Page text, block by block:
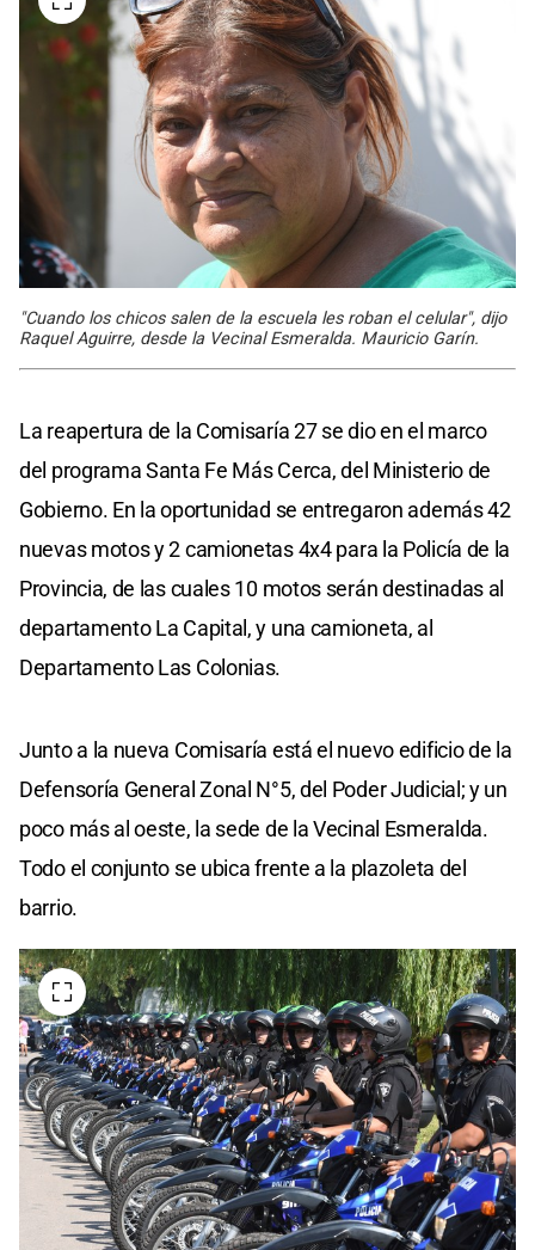
"Cuando los chicos salen de la escuela les roban el celular", dijo
Raquel Aguirre, desde la Vecinal Esmeralda. Mauricio Garín.
La reapertura de la Comisaría 27 se dio en el marco
del programa Santa Fe Más Cerca, del Ministerio de
Gobierno. En la oportunidad se entregaron además 42
nuevas motos y 2 camionetas 4x4 para la Policía de la
Provincia, de las cuales 10 motos serán destinadas al
departamento La Capital, y una camioneta, al
Departamento Las Colonias.
Junto a la nueva Comisaría está el nuevo edificio de la
Defensoría General Zonal N°5, del Poder Judicial; y un
poco más al oeste, la sede de la Vecinal Esmeralda.
Todo el conjunto se ubica frente a la plazoleta del
barrio.